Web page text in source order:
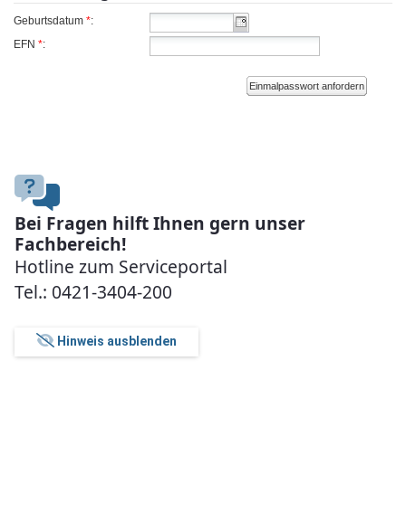
Geburtsdatum *:
EFN *:
Einmalpasswort anfordern
Bei Fragen hilft Ihnen gern unser
Fachbereich!
Hotline zum Serviceportal
Tel.: 0421-3404-200
Hinweis ausblenden